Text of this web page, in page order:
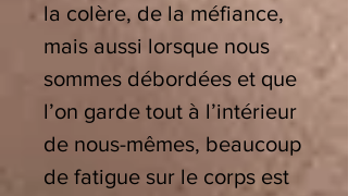
la colère, de la méfiance,
mais aussi lorsque nous
sommes débordées et que
l’on garde tout à l’intérieur
de nous-mêmes, beaucoup
de fatigue sur le corps est